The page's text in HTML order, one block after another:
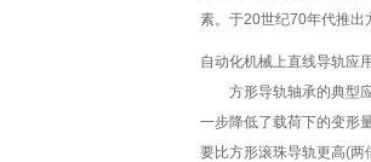
素。于20世纪70年代推出
自动化机械上直线导轨应
方形导轨轴承的典型应
一步降低了载荷下的变形
要比方形滚珠导轨更高(两